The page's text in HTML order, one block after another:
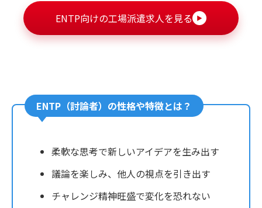
ENTP向けの工場派遣求人を見る ▶
ENTP（討論者）の性格や特徴とは？
柔軟な思考で新しいアイデアを生み出す
議論を楽しみ、他人の視点を引き出す
チャレンジ精神旺盛で変化を恐れない